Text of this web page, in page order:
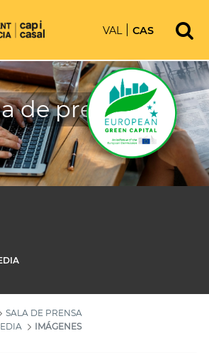
VAL CAS
de prensa
SALA DE PRENSA
IMÁGENES